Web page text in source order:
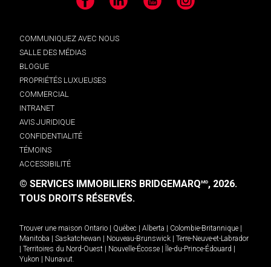
Facebook LinkedIn YouTube Instagram
COMMUNIQUEZ AVEC NOUS
SALLE DES MÉDIAS
BLOGUE
PROPRIÉTÉS LUXUEUSES
COMMERCIAL
INTRANET
AVIS JURIDIQUE
CONFIDENTIALITÉ
TÉMOINS
ACCESSIBILITÉ
© SERVICES IMMOBILIERS BRIDGEMARQMD, 2026.
TOUS DROITS RÉSERVÉS.
Trouver une maison Ontario Québec Alberta Colombie-Britannique
Manitoba
Saskatchewan Nouveau-Brunswick
Terre-Neuve-et-Labrador
Territoires du Nord-Ouest Nouvelle-Écosse Île-du-Prince-Édouard
Yukon
Nunavut.